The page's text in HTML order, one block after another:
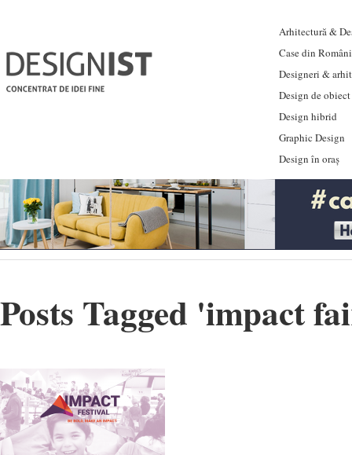
Arhitectură &
Case din
Designeri &
Design de obiect
Design hibrid
Graphic Design
Design în oraș
Posts Tagged 'impact